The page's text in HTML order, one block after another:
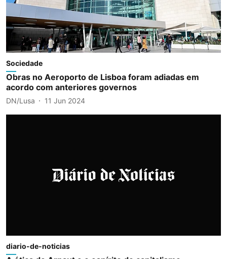
Sociedade
Obras no Aeroporto de Lisboa foram adiadas em
acordo com anteriores governos
DN/Lusa 11 Jun 2024
diario-de-noticias